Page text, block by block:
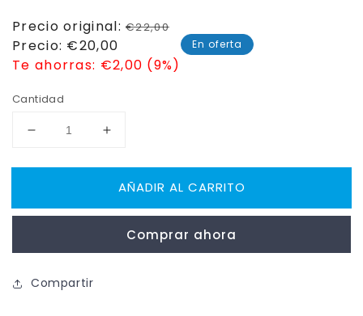
Precio
habitual
Precio original:€22,00
Precio
de
Precio: €20,00
Te ahorras: €2,00 (9%)
En oferta
Cantidad
Reducir
para
RENO
Aumentar
para
Toalla
RENO
AÑADIR AL CARRITO
Comprar ahora
Compartir